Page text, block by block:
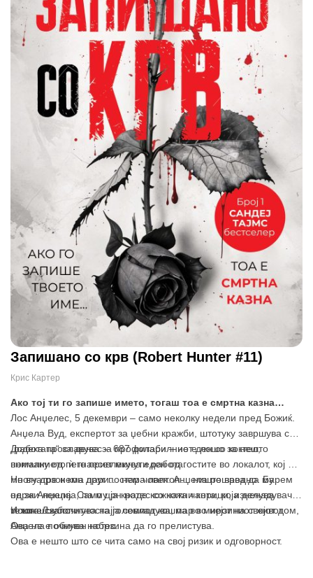
Запишано со крв (Robert Hunter #11)
Крис Картер
Ако тој ти го запише името, тогаш тоа е смртна казна…
Лос Анџелес, 5 декември – само неколку недели пред Божиќ.
Анџела Вуд, експертот за џебни кражби, штотуку завршува со
„работата“ за денес – 687 долари – не е лошо за нешто
помалку од петнаесет минути работа.
Додека прославува за профитабилниот ден со коктел,
вниманието ѝ го привлекува еден од гостите во локалот, кој е
многу дрзок кон друг постар човек. Анџела решава да му
одржи лекција, па му ја краде кожната чанта, која делува
мошне скапо.
Но внатре нема пари… нема лаптоп… ништо вредно. Барем
не за Анџела. Само црн нотес со кожни корици, изненадувачки
тежок. Љубопитноста ја совладува, па во мирот на својот дом,
Анџела почнува набрзина да го прелистува.
И тогаш започнува најголемиот кошмар во нејзиниот живот.
Ова не е обичен нотес.
Ова е нешто што се чита само на свој ризик и одговорност.